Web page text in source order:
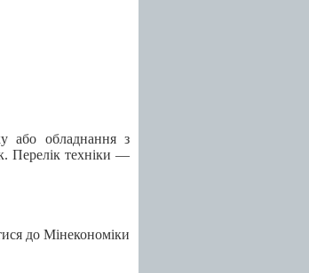
або обладнання з
Перелік техніки —
до Мінекономіки